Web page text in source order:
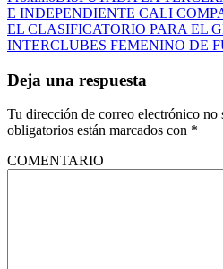
E INDEPENDIENTE CALI
EL CLASIFICATORIO PARA EL
INTERCLUBES FEMENINO DE
Deja una respuesta
Tu dirección de correo electrónico no
obligatorios están marcados con *
COMENTARIO